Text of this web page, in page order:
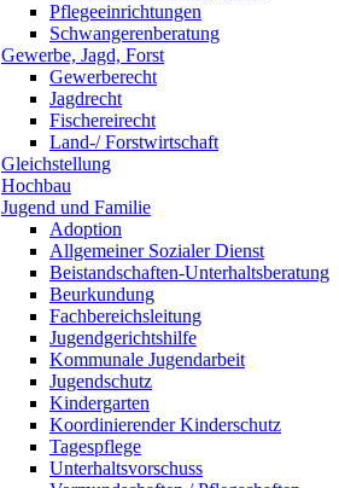
Pflegeeinrichtungen
Schwangerenberatung
Gewerbe, Jagd, Forst
Gewerberecht
Jagdrecht
Fischereirecht
Land-/ Forstwirtschaft
Gleichstellung
Hochbau
Jugend und Familie
Adoption
Allgemeiner Sozialer Dienst
Beistandschaften-Unterhaltsberatung
Beurkundung
Fachbereichsleitung
Jugendgerichtshilfe
Kommunale Jugendarbeit
Jugendschutz
Kindergarten
Koordinierender Kinderschutz
Tagespflege
Unterhaltsvorschuss